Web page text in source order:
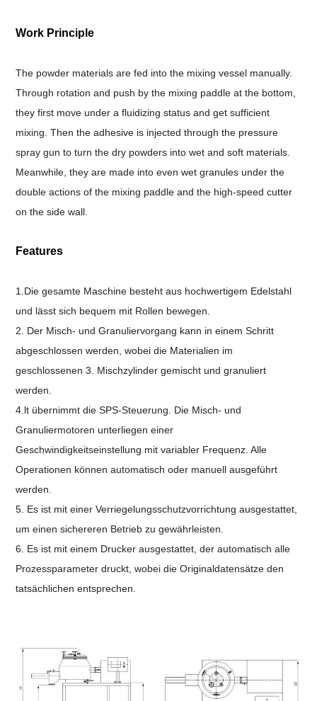
Work Principle
The powder materials are fed into the mixing vessel manually.
Through rotation and push by the mixing paddle at the bottom,
they first move under a fluidizing status and get sufficient
mixing. Then the adhesive is injected through the pressure
spray gun to turn the dry powders into wet and soft materials.
Meanwhile, they are made into even wet granules under the
double actions of the mixing paddle and the high-speed cutter
on the side wall.
Features
1.Die gesamte Maschine besteht aus hochwertigem Edelstahl
und lässt sich bequem mit Rollen bewegen.
2. Der Misch- und Granuliervorgang kann in einem Schritt
abgeschlossen werden, wobei die Materialien im
geschlossenen 3. Mischzylinder gemischt und granuliert
werden.
4.lt übernimmt die SPS-Steuerung. Die Misch- und
Granuliermotoren unterliegen einer
Geschwindigkeitseinstellung mit variabler Frequenz. Alle
Operationen können automatisch oder manuell ausgeführt
werden.
5. Es ist mit einer Verriegelungsschutzvorrichtung ausgestattet,
um einen sichereren Betrieb zu gewährleisten.
6. Es ist mit einem Drucker ausgestattet, der automatisch alle
Prozessparameter druckt, wobei die Originaldatensätze den
tatsächlichen entsprechen.